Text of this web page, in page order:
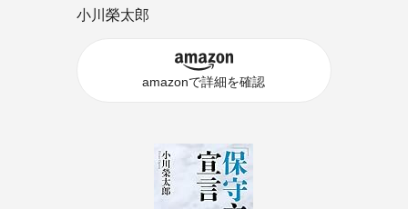
小川榮太郎
amazonで詳細を確認